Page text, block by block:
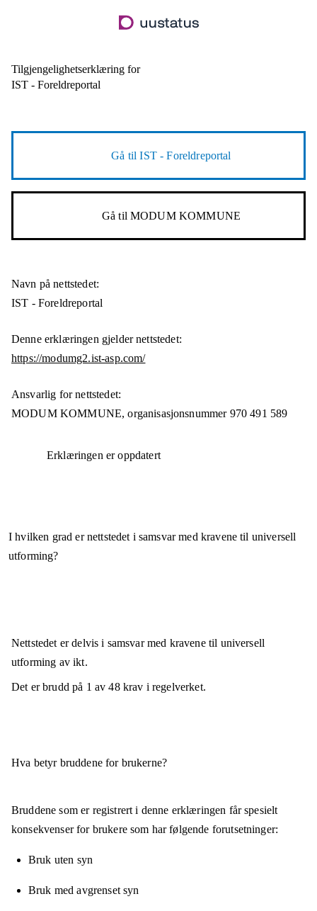
til
Tilgjengelighetserklæring for
IST - Foreldreportal
Gå tilIST - Foreldreportal
Gå tilMODUM KOMMUNE
Navn på nettstedet:
IST - Foreldreportal
Denne erklæringen gjelder nettstedet:
https://modumg2.ist-asp.com/
Ansvarlig for nettstedet:
MODUM KOMMUNE,organisasjonsnummer 970 491 589
Erklæringen er oppdatert
I hvilken grad er nettstedet i samsvar med kravene til universell
utforming?
Nettstedet erdelvis i samsvarmed kravene til universell
utforming av ikt.
Det er brudd på 1 av48krav i regelverket.
Hva betyr bruddene for brukerne?
Bruddene som er registrert i denne erklæringen får spesielt
konsekvenser for brukere som har følgende forutsetninger:
Bruk uten syn
Bruk med avgrenset syn